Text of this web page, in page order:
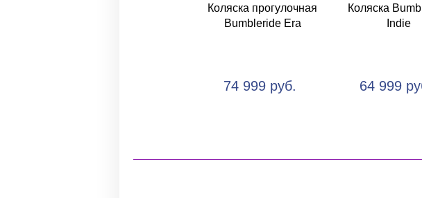
Коляска прогулочная
Bumbleride Era
74 999 руб.
Коляска
Indie
64 999